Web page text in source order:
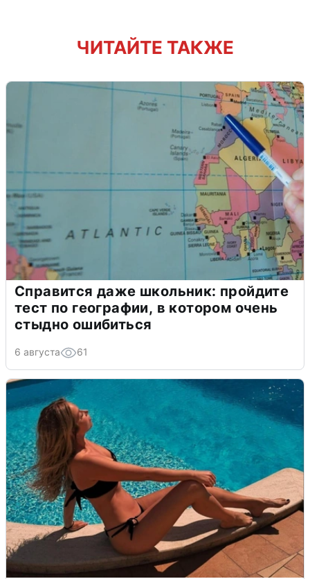
ЧИТАЙТЕ ТАКЖЕ
Справится даже школьник: пройдите
тест по географии, в котором очень
стыдно ошибиться
6 августа 61